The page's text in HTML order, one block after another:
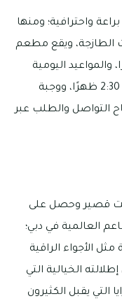
واحترافية؛ ومنها
الطازجة، ويقع مطعم
جميرا، والمواعيد اليومية
لوجبة الغداء به تبدأ من 12:30 ظهرًا إلى 2:30 ظهرًا، ووجبة
10 مساءً، ومتاح التواصل والطلب عبر
خلال وقت قصير وحصل على
العالمية في دبي؛
الأجواء الراقية
الخيالية التي
التي يقبل الكثيرون